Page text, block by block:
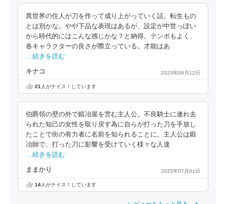
異世界の住人が刀を作って成り上がっていく話。転生もの
とは別かな。やや下品な表現はあるが、設定が中世っぽい
から時代的にはこんな感じかな？と納得。テンポもよく、
各キャラクターの良さが際立っている。才能はあ
…続きを読む
キナコ 2023年08月12日
21 人がナイス！しています
伯爵領の壁の外で鍛冶屋を営む主人公。不良騎士に連れ去
られた知己の女性を取り戻す為に自らが打った刀を手放し
たことで街の有力者に名前を知られることに。主人公は鍛
冶師で、打った刀に影響を受けていく様々な人達
…続きを読む
ままかり 2025年07月01日
14人がナイス！しています